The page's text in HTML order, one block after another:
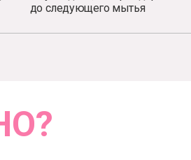
до следующего мытья